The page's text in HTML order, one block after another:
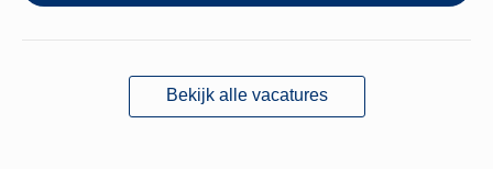
Bekijk alle vacatures